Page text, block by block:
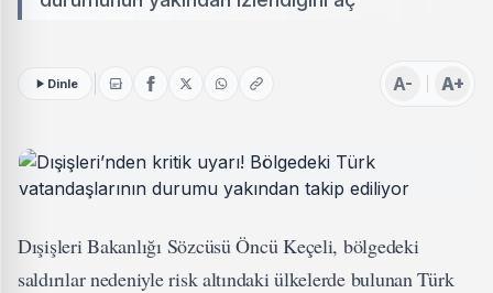
Dinle A- A+
Dışişleri Bakanlığı Sözcüsü Öncü Keçeli, bölgedeki
saldırılar nedeniyle risk altındaki ülkelerde bulunan Türk